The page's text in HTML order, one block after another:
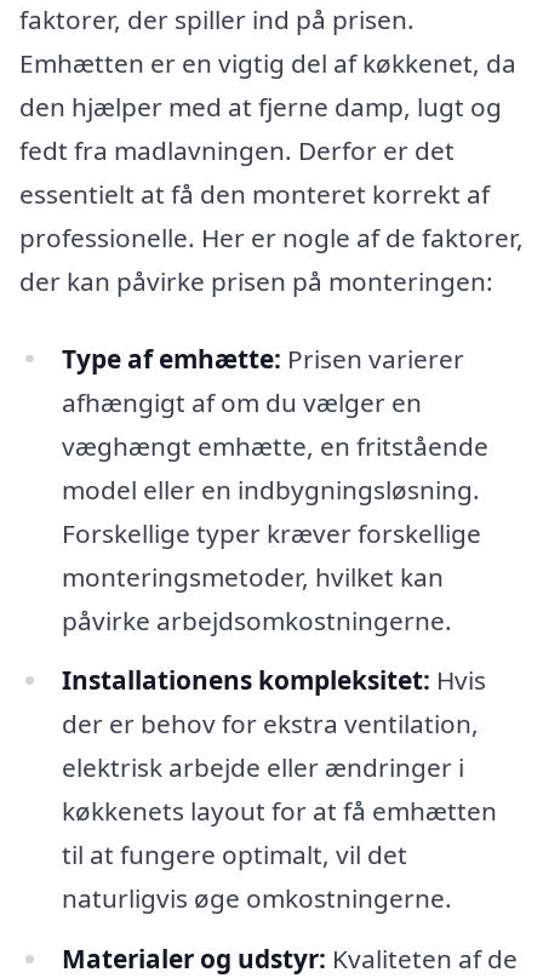
faktorer, der spiller ind på prisen.
Emhætten er en vigtig del af køkkenet, da
den hjælper med at fjerne damp, lugt og
fedt fra madlavningen. Derfor er det
essentielt at få den monteret korrekt af
professionelle. Her er nogle af de faktorer,
der kan påvirke prisen på monteringen:
Type af emhætte: Prisen varierer
afhængigt af om du vælger en
væghængt emhætte, en fritstående
model eller en indbygningsløsning.
Forskellige typer kræver forskellige
monteringsmetoder, hvilket kan
påvirke arbejdsomkostningerne.
Installationens kompleksitet: Hvis
der er behov for ekstra ventilation,
elektrisk arbejde eller ændringer i
køkkenets layout for at få emhætten
til at fungere optimalt, vil det
naturligvis øge omkostningerne.
Materialer og udstyr: Kvaliteten af de